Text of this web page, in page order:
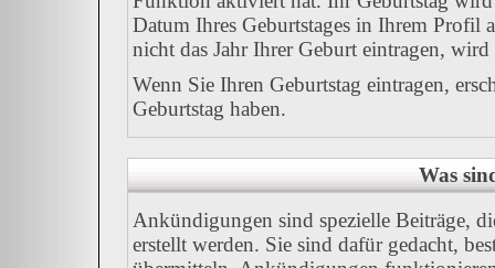
Datum Ihres Geburtstages in Ihrem Profil
nicht das Jahr Ihrer Geburt eintragen,
Wenn Sie Ihren Geburtstag eintragen,
Geburtstag haben.
Was
Ankündigungen sind spezielle Beiträge,
erstellt werden. Sie sind dafür gedacht,